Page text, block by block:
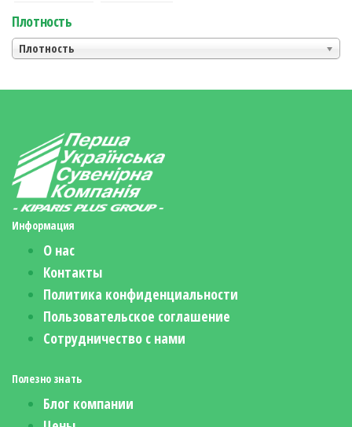
Плотность
Плотность
Информация
О нас
Контакты
Политика конфиденциальности
Пользовательское соглашение
Сотрудничество с нами
Полезно знать
Блог компании